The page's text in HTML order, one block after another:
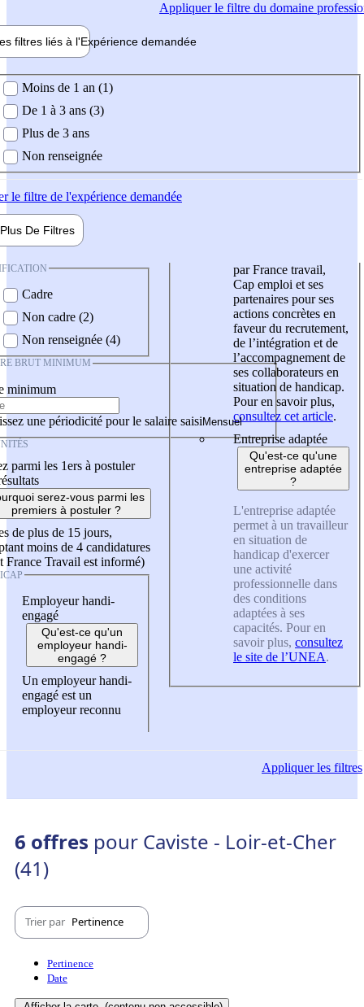
Appliquerle filtre du domaine
filtres liés à l'Expérience demandée
demandée
Moins de 1 an (1)
De 1 à 3 ans (3)
Plus de 3 ans
Non renseignée
le filtre de l'expérience demandée
Plus De Filtres
Cadre
Non cadre (2)
Non renseignée (4)
BRUT MINIMUM
minimum
une périodicité pour le salaire saisi
parmi les 1ers à postuler
serez-vous parmi les
premiers à postuler ?
de plus de 15 jours,
moins de 4 candidatures
France Travail est informé)
Employeur handi-
engagé
Qu'est-ce qu'un
employeur handi-
engagé ?
Un employeur handi-
engagé est un
employeur reconnu
par France travail,
Cap emploi et ses
partenaires pour ses
actions concrètes en
faveur du recrutement,
de l’intégration et de
l’accompagnement de
ses collaborateurs en
situation de handicap.
Pour en savoir plus,
consultez cet article.
Entreprise adaptée
Qu'est-ce qu'une
entreprise adaptée
?
L'entreprise adaptée
permet à un travailleur
en situation de
handicap d'exercer
une activité
professionnelle dans
des conditions
adaptées à ses
capacités. Pour en
savoir plus, consultez
le site de l’UNEA.
Appliquerles filtres
6 offres pour Caviste - Loir-et-Cher
(41)
Trier par Pertinence
Pertinence
Date